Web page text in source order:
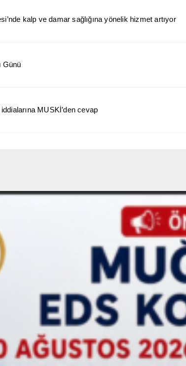
kalp ve damar sağlığına yönelik hizmet artıyor
Günü
MUSKİ’den cevap